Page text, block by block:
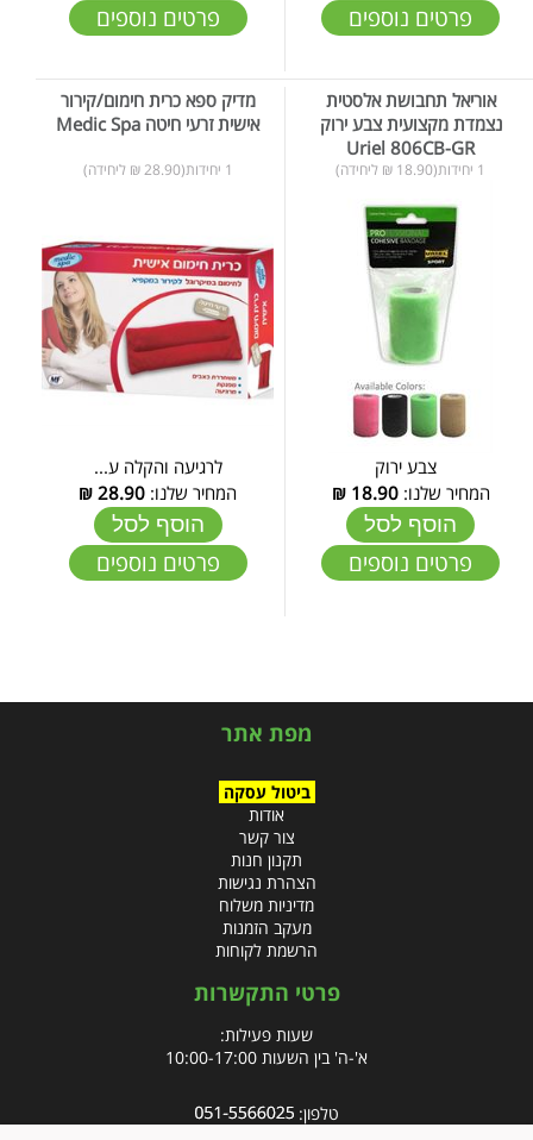
פרטים נוספים פרטים נוספים
אוריאל תחבושת אלסטית
נצמדת מקצועית צבע ירוק
Uriel 806CB-GR
1 יחידות(18.90 ₪ ליחידה)
צבע ירוק
המחיר שלנו:18.90
₪
הוסף לסל
פרטים נוספים
מדיק ספא כרית חימום/קירור
אישית זרעי חיטה Medic Spa
1 יחידות(28.90 ₪ ליחידה)
לרגיעה והקלה ע...
המחיר שלנו: 28.90
₪
הוסף לסל
פרטים נוספים
מפת אתר
ביטול עסקה
אודות
צור קשר
תקנון חנות
הצהרת נגישות
מדיניות משלוח
מעקב הזמנות
הרשמת לקוחות
פרטי התקשרות
שעות פעילות:
א'-ה' בין השעות 10:00-17:00
טלפון: